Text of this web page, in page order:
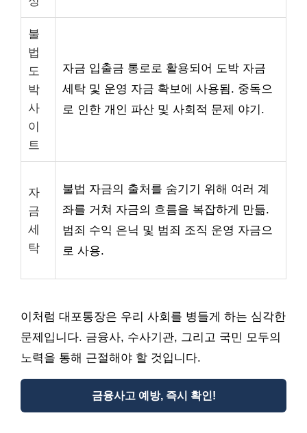
불
법
도
박
사
이
트
자금 입출금 통로로 활용되어 도박 자금
세탁 및 운영 자금 확보에 사용됨. 중독으
로 인한 개인 파산 및 사회적 문제 야기.
자
금
세
탁
불법 자금의 출처를 숨기기 위해 여러 계
좌를 거쳐 자금의 흐름을 복잡하게 만듦.
범죄 수익 은닉 및 범죄 조직 운영 자금으
로 사용.
이처럼 대포통장은 우리 사회를 병들게 하는 심각한
문제입니다. 금융사, 수사기관, 그리고 국민 모두의
노력을 통해 근절해야 할 것입니다.
금융사고 예방, 즉시 확인!